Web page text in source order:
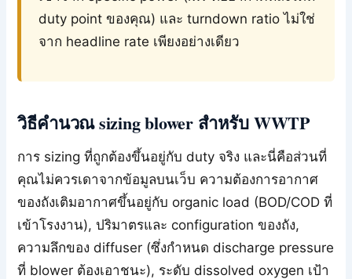
duty point ของคุณ) และ turndown ratio ไม่ใช่
จาก headline rate เพียงอย่างเดียว
วิธีคำนวณ sizing blower สำหรับ WWTP
การ sizing ที่ถูกต้องขึ้นอยู่กับ duty จริง และนี่คือส่วนที่
คุณไม่ควรเดาจากข้อมูลบนเว็บ ความต้องการอากาศ
ของถังเติมอากาศขึ้นอยู่กับ organic load (BOD/COD ที่
เข้าโรงงาน), ปริมาตรและ configuration ของถัง,
ความลึกของ diffuser (ซึ่งกำหนด discharge pressure
ที่ blower ต้องเอาชนะ), ระดับ dissolved oxygen เป้า